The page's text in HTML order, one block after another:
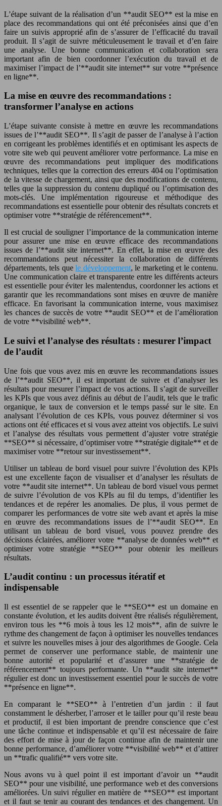
L’étape suivant de la réalisation d’un **audit SEO** est la mise en
place des recommandations qui ont été préconisées ainsi que d’en
faire un suivis approprié afin de s’assurer de l’efficacité du travail
produit. Il s’agit de suivre méticuleusement le travail et d’en faire
une analyse. Une bonne communication et collaboration sera
important afin de bien coordonner l’exécution du travail et de
maximiser l’impact de l’**audit site internet** sur votre **présence
en ligne**.
La mise en œuvre des recommandations :
transformer l’analyse en actions
L’étape suivante consiste à mettre en œuvre les recommandations
issues de l’**audit SEO**. Il s’agit de passer de l’analyse à l’action
en corrigeant les problèmes identifiés et en optimisant les aspects de
votre site web qui peuvent améliorer votre performance. La mise en
œuvre des recommandations peut impliquer des modifications
techniques, telles que la correction des erreurs 404 ou l’optimisation
de la vitesse de chargement, ainsi que des modifications de contenu,
telles que la suppression du contenu dupliqué ou l’optimisation des
mots-clés. Une implémentation rigoureuse et méthodique des
recommandations est essentielle pour obtenir des résultats concrets et
optimiser votre **stratégie de référencement**.
Il est crucial de souligner l’importance de la communication interne
pour assurer une mise en œuvre efficace des recommandations
issues de l’**audit site internet**. En effet, la mise en œuvre des
recommandations peut nécessiter la collaboration de différents
départements, tels quele développement, le marketing et le contenu.
Une communication claire et transparente entre les différents acteurs
est essentielle pour éviter les malentendus, coordonner les actions et
garantir que les recommandations sont mises en œuvre de manière
efficace. En favorisant la communication interne, vous maximisez
les chances de succès de votre **audit SEO** et de l’amélioration
de votre **visibilité web**.
Le suivi et l’analyse des résultats : mesurer l’impact
de l’audit
Une fois que vous avez mis en œuvre les recommandations issues
de l’**audit SEO**, il est important de suivre et d’analyser les
résultats pour mesurer l’impact de vos actions. Il s’agit de surveiller
les KPIs que vous avez définis au début de l’audit, tels que le trafic
organique, le taux de conversion et le temps passé sur le site. En
analysant l’évolution de ces KPIs, vous pouvez déterminer si vos
actions ont été efficaces et si vous avez atteint vos objectifs. Le suivi
et l’analyse des résultats vous permettent d’ajuster votre stratégie
**SEO** si nécessaire, d’optimiser votre **stratégie digitale** et de
maximiser votre **retour sur investissement**.
Utiliser un tableau de bord visuel pour suivre l’évolution des KPIs
est une excellente façon de visualiser et d’analyser les résultats de
votre **audit site internet**. Un tableau de bord visuel vous permet
de suivre l’évolution de vos KPIs au fil du temps, d’identifier les
tendances et de repérer les anomalies. De plus, il vous permet de
comparer les performances de votre site web avant et après la mise
en œuvre des recommandations issues de l’**audit SEO**. En
utilisant un tableau de bord visuel, vous pouvez prendre des
décisions éclairées, améliorer votre **analyse de données web** et
optimiser votre stratégie **SEO** pour obtenir les meilleurs
résultats.
L’audit continu : un processus itératif et
indispensable
Il est essentiel de se rappeler que le **SEO** est un domaine en
constante évolution, et les audits doivent être réalisés régulièrement,
environ tous les **6 mois à tous les 12 mois**, afin de suivre le
rythme des changement de façon à optimiser les nouvelles tendances
et suivre les nouvelles mises à jour des algorithmes de Google. Cela
permet de conserver une performance stable, de maintenir une
bonne autorité et popularité et d’assurer une **stratégie de
référencement** toujours performante. Un **audit site internet**
régulier est donc un investissement essentiel pour le succès de votre
**présence en ligne**.
En comparant le **SEO** à l’entretien d’un jardin : il faut
constamment le désherber, l’arroser et le tailler pour qu’il reste beau
et productif, il est bien important de prendre conscience que c’est
une tâche continue et indispensable et qu’il est nécessaire de faire
des effort de mise à jour de façon continue afin de maintenir une
bonne performance, d’améliorer votre **visibilité web** et d’attirer
un **trafic qualifié** vers votre site.
Nous avons vu à quel point il est important d’avoir un **audit
SEO** pour une visibilité, une performance web et des conversions
améliorées. Un suivi régulier en matière de **SEO** est important
et il faut se tenir au courant des tendances et des changement. Un